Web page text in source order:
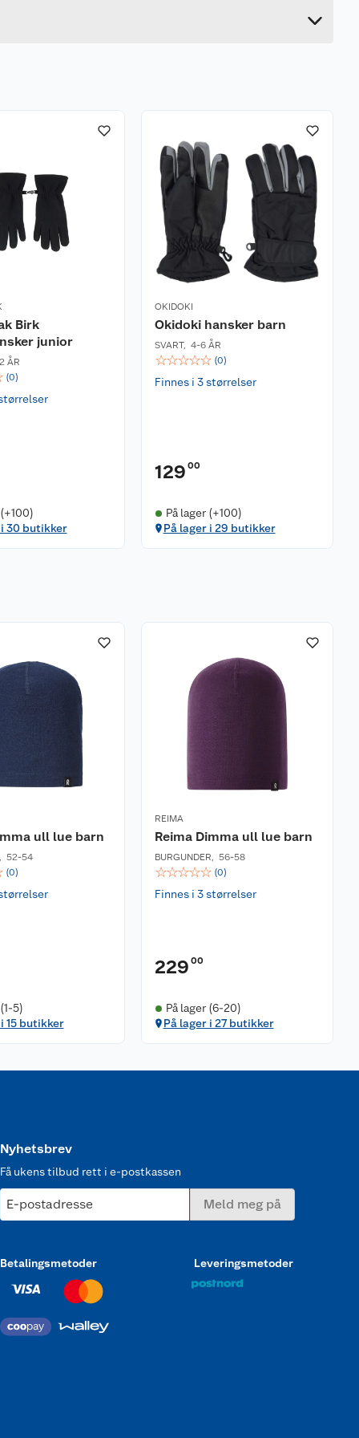
Birk
junior
ÅR
(0)
i 30 butikker
OKIDOKI
Okidoki hansker barn
SVART, 4-6 ÅR
☆☆☆☆☆ (0)
Finnes i 3 størrelser
129 00
På lager (+100)
På lager i 29 butikker
ull lue barn
, 52-54
(0)
5)
15 butikker
REIMA
Reima Dimma ull lue barn
BURGUNDER, 56-58
☆☆☆☆☆ (0)
Finnes i 3 størrelser
229 00
På lager (6-20)
På lager i 27 butikker
Nyhetsbrev
Få ukens tilbud rett i e-postkassen
E-postadresse Meld meg på
Betalingsmetoder Leveringsmetoder